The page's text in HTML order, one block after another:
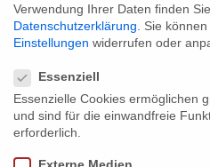
Herbstgold von Jan
Herbstgold von Jan Tenhaven in
2010 in der Kategorie “beste
Verwendung Ihrer Daten finden
Datenschutzerklärung
Sie
Einstellungen widerrufen oder
Essenziell
Essenzielle Cookies ermöglichen
und sind für die einwandfreie
erforderlich.